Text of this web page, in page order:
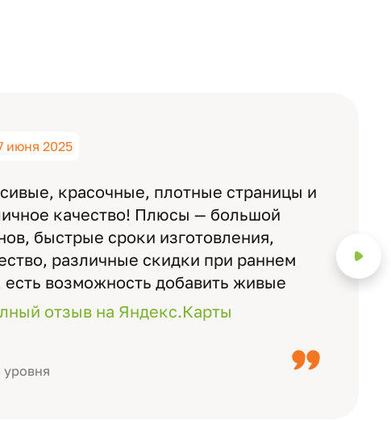
уровня
июня 2025
красочные, плотные страницы и
качество! Плюсы — большой
быстрые сроки изготовления,
различные скидки при раннем
возможность добавить живые
можно смотреть через телефон
с детьми, воспитателями).
отзыв на Яндекс.Карты